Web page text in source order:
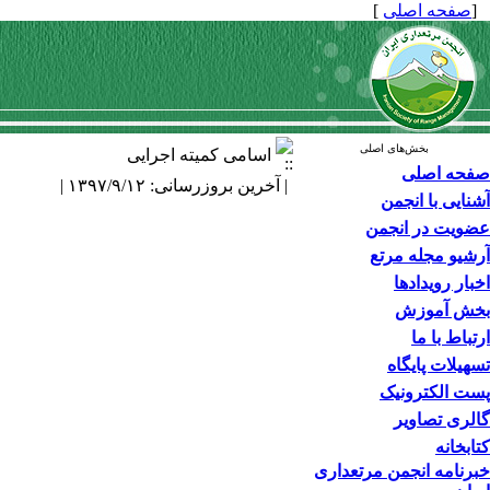
[صفحه اصلی ]
بخش‌های اصلی
صفحه اصلی
آشنایی با انجمن
عضویت در انجمن
آرشیو مجله مرتع
اخبار رویدادها
بخش آموزش
ارتباط با ما
تسهیلات پایگاه
پست الکترونیک
گالری تصاویر
کتابخانه
خبرنامه انجمن مرتعداری
اسامی کمیته اجرایی
| آخرین بروزرسانی: ۱۳۹۷/۹/۱۲ |